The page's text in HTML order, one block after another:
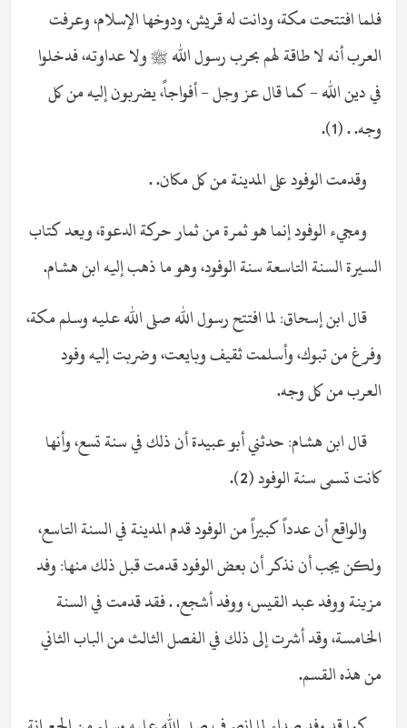
فلما افتتحت مكة، ودانت له قريش، ودوخها الإسلام، وعرفت
العرب أنه لا طاقة لهم بحرب رسول الله ﷺ ولا عداوته، فدخلوا
في دين الله - كما قال عز وجل - أفواجاً، يضربون إليه من كل
وجه. . (1).
وقدمت الوفود على المدينة من كل مكان. .
ومجيء الوفود إنما هو ثمرة من ثمار حركة الدعوة، ويعد كتاب
السيرة السنة التاسعة سنة الوفود، وهو ما ذهب إليه ابن هشام.
قال ابن إسحاق: لما افتتح رسول الله صلى الله عليه وسلم مكة،
وفرغ من تبوك، وأسلمت ثقيف وبايعت، وضربت إليه وفود
العرب من كل وجه.
قال ابن هشام: حدثني أبو عبيدة أن ذلك في سنة تسع، وأنها
كانت تسمى سنة الوفود (2).
والواقع أن عدداً كبيراً من الوفود قدم المدينة في السنة التاسع،
ولكن يجب أن نذكر أن بعض الوفود قدمت قبل ذلك منها: وفد
مزينة ووفد عبد القيس، ووفد أشجع. . فقد قدمت في السنة
الخامسة، وقد أشرت إلى ذلك في الفصل الثالث من الباب الثاني
من هذه القسم.